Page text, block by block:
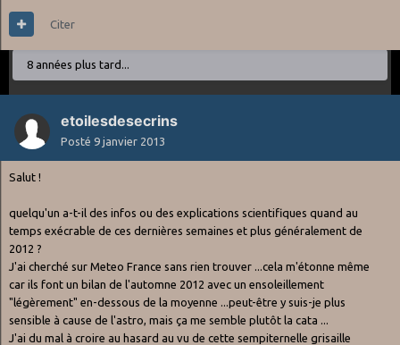
Citer
8 années plus tard...
etoilesdesecrins
Posté 9 janvier 2013
Salut !
quelqu'un a-t-il des infos ou des explications scientifiques quand au
temps exécrable de ces dernières semaines et plus généralement de
2012 ?
J'ai cherché sur Meteo France sans rien trouver ...cela m'étonne même
car ils font un bilan de l'automne 2012 avec un ensoleillement
"légèrement" en-dessous de la moyenne ...peut-être y suis-je plus
sensible à cause de l'astro, mais ça me semble plutôt la cata ...
J'ai du mal à croire au hasard au vu de cette sempiternelle grisaille